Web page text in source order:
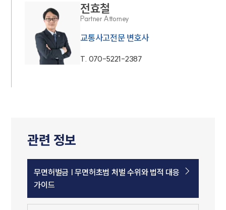
전효철
Partner Attorney
교통사고전문 변호사
T. 070-5221-2387
관련 정보
무면허벌금 | 무면허초범 처벌 수위와 법적 대응
가이드